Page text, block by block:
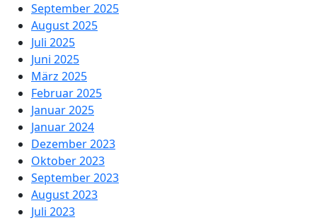
September 2025
August 2025
Juli 2025
Juni 2025
März 2025
Februar 2025
Januar 2025
Januar 2024
Dezember 2023
Oktober 2023
September 2023
August 2023
Juli 2023